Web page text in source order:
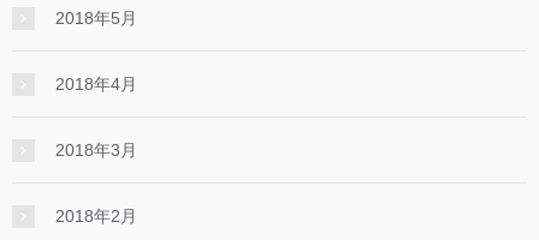
2018年5月
2018年4月
2018年3月
2018年2月